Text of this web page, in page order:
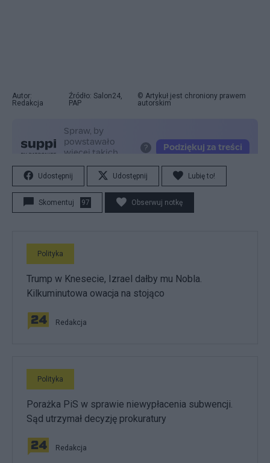
Autor:
Redakcja
Źródło: Salon24,
PAP
© Artykuł jest chroniony prawem
autorskim
Udostępnij Udostępnij Lubię to!
Skomentuj 97 Obserwuj notkę
Polityka
Trump w Knesecie, Izrael dałby mu Nobla.
Kilkuminutowa owacja na stojąco
Redakcja
Polityka
Porażka PiS w sprawie niewypłacenia subwencji.
Sąd utrzymał decyzję prokuratury
Redakcja